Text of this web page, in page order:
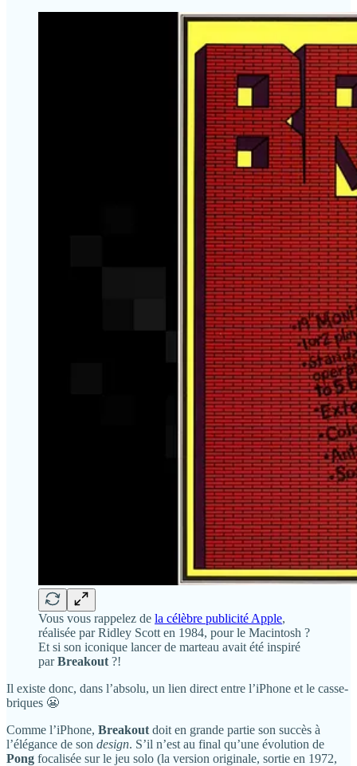
Vous vous rappelez de la célèbre publicité Apple,
réalisée par Ridley Scott en 1984, pour le Macintosh ?
Et si son iconique lancer de marteau avait été inspiré
parBreakout ?!
Il existe donc, dans l’absolu, un lien direct entre l’iPhone et le casse-
briques 😬
Comme l’iPhone, Breakout doit en grande partie son succès à
l’élégance de son design. S’il n’est au final qu’une évolution de
Pong focalisée sur le jeu solo (la version originale, sortie en 1972,